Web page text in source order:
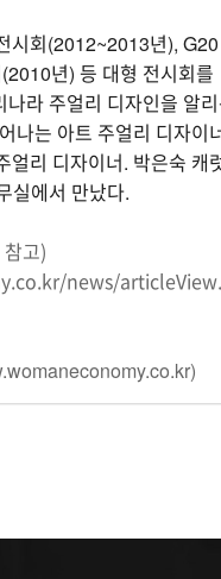
시회(2012~2013년), G20
년) 등 대형 전시회를
라 주얼리 디자인을 알
나는 아트 주얼리 디자이
얼리 디자이너. 박은숙 캐
실에서 만났다.
고)
news/